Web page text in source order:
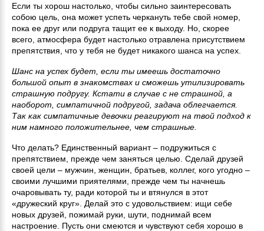
Если ты хорош настолько, чтобы сильно заинтересовать
собою цель, она может успеть черкануть тебе свой номер,
пока ее друг или подруга тащит ее к выходу. Но, скорее
всего, атмосфера будет настолько отравлена присутствием
препятствия, что у тебя не будет никакого шанса на успех.
Шанс на успех будет, если ты имеешь достаточно
большой опыт в знакомствах и сможешь утилизировать
страшную подругу. Кстати в случае с не страшной, а
наоборот, симпатичной подругой, задача облегчается.
Так как симпатичные девочки реагируют на твой подход к
ним намного положительнее, чем страшные.
Что делать? Единственный вариант – подружиться с
препятствием, прежде чем заняться целью. Сделай друзей
своей цели – мужчин, женщин, братьев, коллег, кого угодно –
своими лучшими приятелями, прежде чем ты начнешь
очаровывать ту, ради которой ты и втянулся в этот
«дружеский круг». Делай это с удовольствием: ищи себе
новых друзей, пожимай руки, шути, поднимай всем
настроение. Пусть они смеются и чувствуют себя хорошо в